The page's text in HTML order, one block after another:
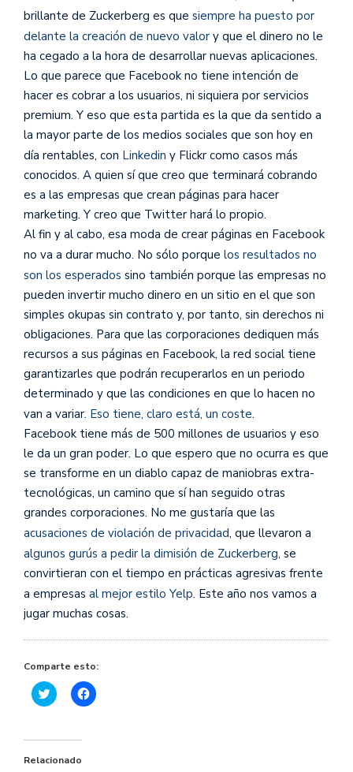
brillante de Zuckerberg es que siempre ha puesto por
delante la creación de nuevo valor y que el dinero no le
ha cegado a la hora de desarrollar nuevas aplicaciones.
Lo que parece que Facebook no tiene intención de
hacer es cobrar a los usuarios, ni siquiera por servicios
premium. Y eso que esta partida es la que da sentido a
la mayor parte de los medios sociales que son hoy en
día rentables, con Linkedin y Flickr como casos más
conocidos. A quien sí que creo que terminará cobrando
es a las empresas que crean páginas para hacer
marketing. Y creo que Twitter hará lo propio.
Al fin y al cabo, esa moda de crear páginas en Facebook
no va a durar mucho. No sólo porque los resultados no
son los esperados sino también porque las empresas no
pueden invertir mucho dinero en un sitio en el que son
simples okupas sin contrato y, por tanto, sin derechos ni
obligaciones. Para que las corporaciones dediquen más
recursos a sus páginas en Facebook, la red social tiene
garantizarles que podrán recuperarlos en un periodo
determinado y que las condiciones en que lo hacen no
van a variar. Eso tiene, claro está, un coste.
Facebook tiene más de 500 millones de usuarios y eso
le da un gran poder. Lo que espero que no ocurra es que
se transforme en un diablo capaz de maniobras extra-
tecnológicas, un camino que sí han seguido otras
grandes corporaciones. No me gustaría que las
acusaciones de violación de privacidad, que llevaron a
algunos gurús a pedir la dimisión de Zuckerberg, se
convirtieran con el tiempo en prácticas agresivas frente
a empresas al mejor estilo Yelp. Este año nos vamos a
jugar muchas cosas.
Comparte esto:
Haz
clic
Twitter
abre
Haz
clic
Relacionado